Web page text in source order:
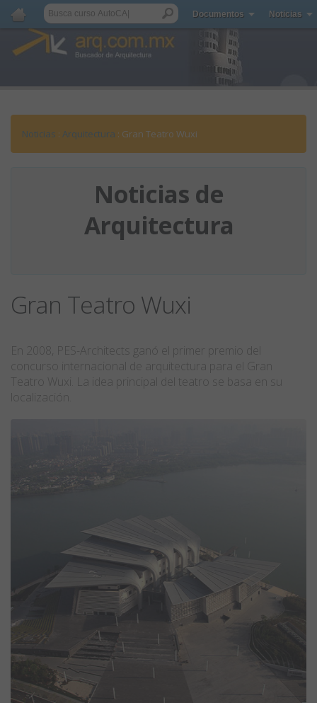
Documentos Noticias
Noticias : Arquitectura : Gran Teatro Wuxi
Noticias de
Arquitectura
Gran Teatro Wuxi
En 2008, PES-Architects ganó el primer premio del
concurso internacional de arquitectura para el Gran
Teatro Wuxi. La idea principal del teatro se basa en su
localización.